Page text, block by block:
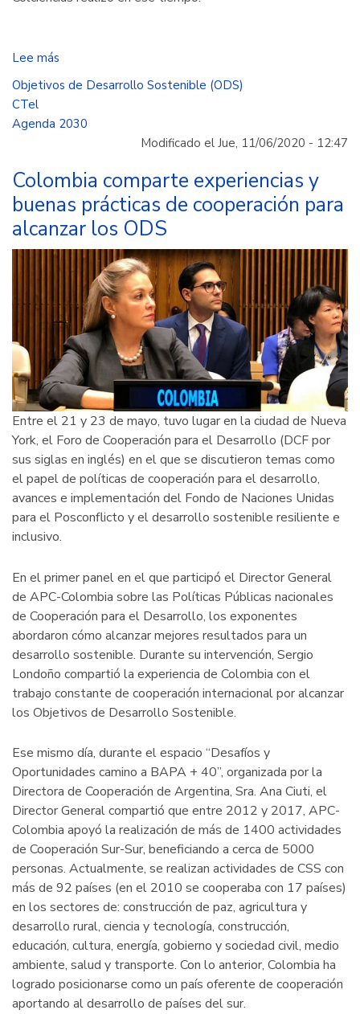
Lee más
“El
Verde
guía
para
la
implementación
de
los
ODS
Objetivos de Desarrollo Sostenible (ODS)
CTel
Agenda 2030
Modificado el Jue, 11/06/2020 - 12:47
Colombia comparte experiencias y
buenas prácticas de cooperación para
alcanzar los ODS
Entre el 21 y 23 de mayo, tuvo lugar en la ciudad de Nueva
York, el Foro de Cooperación para el Desarrollo (DCF por
sus siglas en inglés) en el que se discutieron temas como
el papel de políticas de cooperación para el desarrollo,
avances e implementación del Fondo de Naciones Unidas
para el Posconflicto y el desarrollo sostenible resiliente e
inclusivo.
En el primer panel en el que participó el Director General
de APC-Colombia sobre las Políticas Públicas nacionales
de Cooperación para el Desarrollo, los exponentes
abordaron cómo alcanzar mejores resultados para un
desarrollo sostenible. Durante su intervención, Sergio
Londoño compartió la experiencia de Colombia con el
trabajo constante de cooperación internacional por alcanzar
los Objetivos de Desarrollo Sostenible.
Ese mismo día, durante el espacio “Desafíos y
Oportunidades camino a BAPA + 40”, organizada por la
Directora de Cooperación de Argentina, Sra. Ana Ciuti, el
Director General compartió que entre 2012 y 2017, APC-
Colombia apoyó la realización de más de 1400 actividades
de Cooperación Sur-Sur, beneficiando a cerca de 5000
personas. Actualmente, se realizan actividades de CSS con
más de 92 países (en el 2010 se cooperaba con 17 países)
en los sectores de: construcción de paz, agricultura y
desarrollo rural, ciencia y tecnología, construcción,
educación, cultura, energía, gobierno y sociedad civil, medio
ambiente, salud y transporte. Con lo anterior, Colombia ha
logrado posicionarse como un país oferente de cooperación
aportando al desarrollo de países del sur.